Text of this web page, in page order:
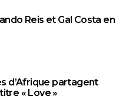
Reis et Gal Costa en
d’Afrique partagent
« Love »